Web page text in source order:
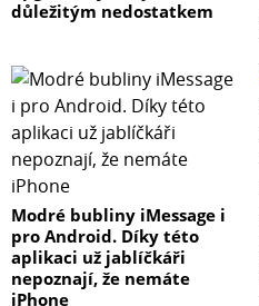
důležitým nedostatkem
Modré bubliny iMessage i
pro Android. Díky této
aplikaci už jablíčkáři
nepoznají, že nemáte
iPhone